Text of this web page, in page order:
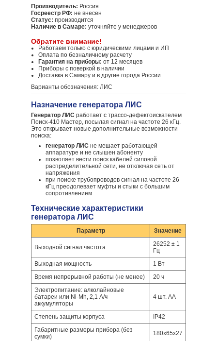
Производитель: Россия
Госреестр РФ: не внесен
Статус: производится
Наличие в Самаре: уточняйте у менеджеров
Обратите внимание!
Работаем только с юридическими лицами и ИП
Оплата по безналичному расчету
Гарантия на приборы: от 12 месяцев
Приборы с поверкой в наличии
Доставка в Самару и в другие города России
Варианты обозначения: ЛИС
Назначение генератора ЛИС
Генератор ЛИС работает с трассо-дефектоискателем
Поиск-410 Мастер, посылая сигнал на частоте 26 кГц.
Это открывает новые дополнительные возможности
поиска:
генератор ЛИС не мешает работающей
аппаратуре и не слышен абоненту
позволяет вести поиск кабелей силовой
распределительной сети, не отключая сеть от
напряжения
при поиске трубопроводов сигнал на частоте 26
кГц преодолевает муфты и стыки с большим
сопротивлением
Технические характеристики
генератора ЛИС
Параметр Значение
Выходной сигнал частота
26252 ± 1
Гц
Выходная мощность
1 Вт
Время непрерывной работы (не менее)
20 ч
Электропитание: алколайновые
батареи или Ni-Mh, 2,1 А/ч
аккумуляторы
4 шт. АА
Степень защиты корпуса
IP42
Габаритные размеры прибора (без
сумки)
180х65х27